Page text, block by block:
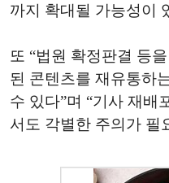
까지 확대될 가능성이
또 “법원 확정판결 등
된 콘텐츠를 재유통하
수 있다”며 “기사 재배
서도 각별한 주의가 필